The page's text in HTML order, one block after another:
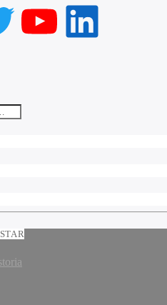
YouTube
LinkedIn